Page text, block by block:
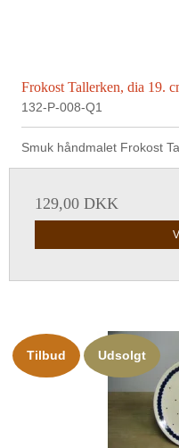
Frokost Tallerken, dia 19.
132-P-008-Q1
Smuk håndmalet Frokost
129,00 DKK
Tilbud Udsolgt